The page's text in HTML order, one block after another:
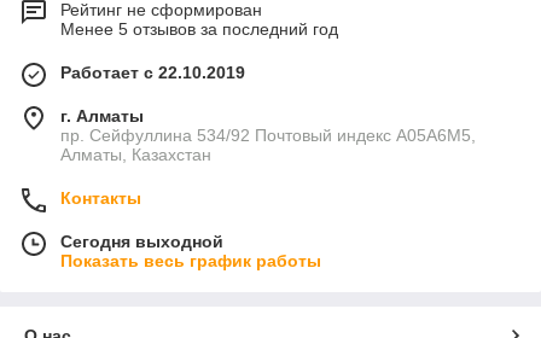
Рейтинг не сформирован
Менее 5 отзывов за последний год
Работает с 22.10.2019
г. Алматы
пр. Сейфуллина 534/92 Почтовый индекс A05A6M5,
Алматы, Казахстан
Контакты
Сегодня выходной
Показать весь график работы